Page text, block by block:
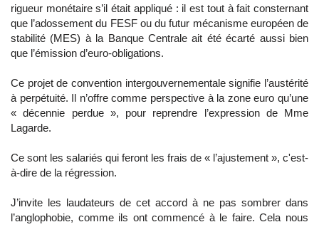
rigueur monétaire s’il était appliqué : il est tout à fait consternant
que l’adossement du FESF ou du futur mécanisme européen de
stabilité (MES) à la Banque Centrale ait été écarté aussi bien
que l’émission d’euro-obligations.
Ce projet de convention intergouvernementale signifie l’austérité
à perpétuité. Il n’offre comme perspective à la zone euro qu’une
« décennie perdue », pour reprendre l’expression de Mme
Lagarde.
Ce sont les salariés qui feront les frais de « l’ajustement », c'est-
à-dire de la régression.
J’invite les laudateurs de cet accord à ne pas sombrer dans
l’anglophobie, comme ils ont commencé à le faire. Cela nous